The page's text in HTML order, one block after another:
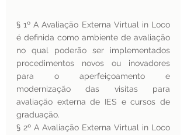
§ 1º A Avaliação Externa Virtual in Loco
é definida como ambiente de avaliação
no qual poderão ser implementados
procedimentos novos ou inovadores
para o aperfeiçoamento e
modernização das visitas para
avaliação externa de IES e cursos de
graduação.
§ 2º A Avaliação Externa Virtual in Loco